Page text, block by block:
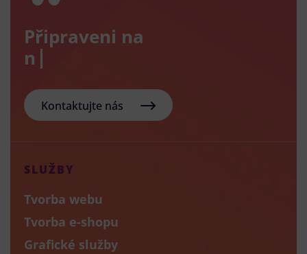
Připraveni na
nový e-
Kontaktujte nás
SLUŽBY
Tvorba webu
Tvorba e-shopu
Grafické služby